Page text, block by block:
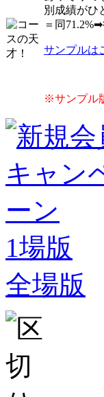
別成績がひ
＝同
サンプルは
※サンプル
1場版
全場版